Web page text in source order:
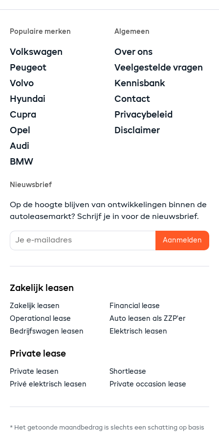
Populaire merken
Volkswagen
Peugeot
Volvo
Hyundai
Cupra
Opel
Audi
BMW
Algemeen
Over ons
Veelgestelde vragen
Kennisbank
Contact
Privacybeleid
Disclaimer
Nieuwsbrief
Op de hoogte blijven van ontwikkelingen binnen de
autoleasemarkt? Schrijf je in voor de nieuwsbrief.
Zakelijk leasen
Zakelijk leasen
Financial lease
Operational lease
Auto leasen als ZZP'er
Bedrijfswagen leasen
Elektrisch leasen
Private lease
Private leasen
Shortlease
Privé elektrisch leasen
Private occasion lease
* Het getoonde maandbedrag is slechts een schatting op basis